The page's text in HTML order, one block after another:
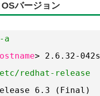
バージョン
a
> 2.6.32-
redhat-release
6.3 (Final)